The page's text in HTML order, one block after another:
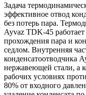
Задача
эффективное отвод
без потерь пара.
Ayvaz TDK-45
прохождения пара и
седлом. Внутренняя
конденсатоотводчика
нержавеющей стали, а
рабочих условиях
80% от входного